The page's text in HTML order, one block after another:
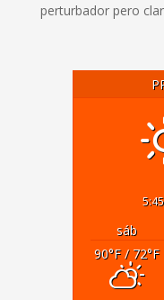
perturbador pero
sáb
90°F/ 72°F